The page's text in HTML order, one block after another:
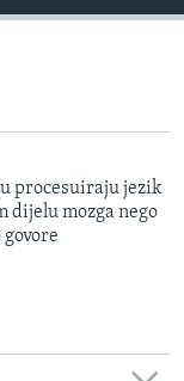
procesuiraju jezik
dijelu mozga nego